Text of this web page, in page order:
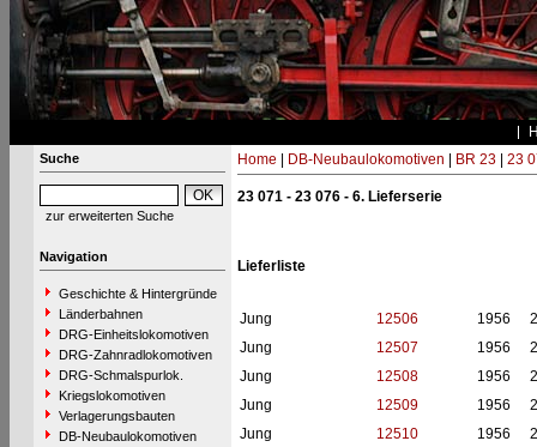
Suche
zur erweiterten Suche
Navigation
Geschichte & Hintergründe
Länderbahnen
DRG-Einheitslokomotiven
DRG-Zahnradlokomotiven
DRG-Schmalspurlok.
Kriegslokomotiven
Verlagerungsbauten
DB-Neubaulokomotiven
Home DB-Neubaulokomotiven BR 23| 23
23 071 - 23 076 - 6. Lieferserie
Lieferliste
Jung 12506 1956
Jung
12507 1956
Jung
12508 1956
Jung
12509 1956
Jung
12510 1956